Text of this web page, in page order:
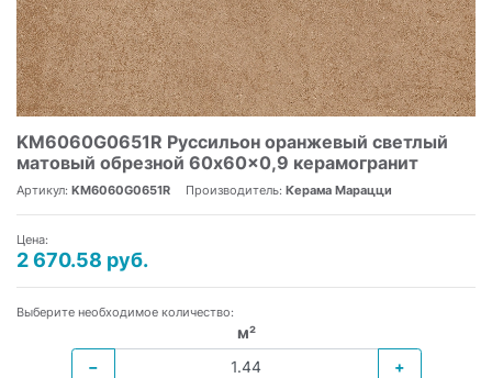
KM6060G0651R Руссильон оранжевый светлый
матовый обрезной 60x60x0,9 керамогранит
Артикул: KM6060G0651R Производитель: Керама Марацци
Цена:
2 670.58 руб.
Выберите необходимое количество:
м²
−
+